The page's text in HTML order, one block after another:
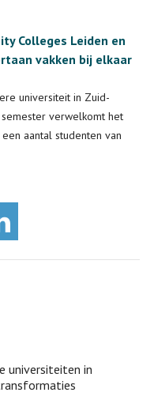
Colleges Leiden en
vakken bij elkaar
universiteit in Zuid-
verwelkomt het
aantal studenten van
universiteiten in